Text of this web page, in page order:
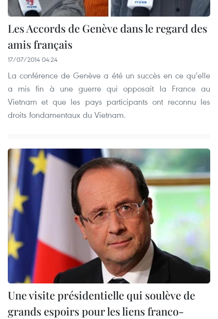
Les Accords de Genève dans le regard des
amis français
17/07/2014 04:24
La conférence de Genève a été un succès en ce qu’elle
a mis fin à une guerre qui opposait la France au
Vietnam et que les pays participants ont reconnu les
droits fondamentaux du Vietnam.
Une visite présidentielle qui soulève de
grands espoirs pour les liens franco-